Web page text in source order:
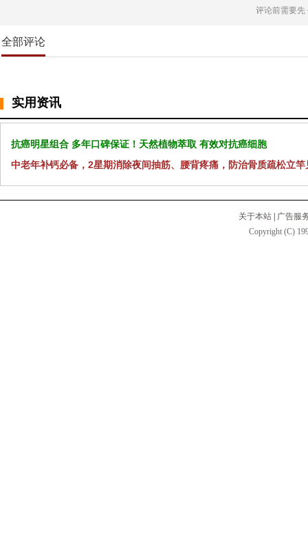
评论前需要先
全部评论
实用资讯
抗癌明星组合 多年口碑保证！天然植物萃取 有效对抗癌细胞
中老年补钙必备，2星期消除夜间抽筋、腰背疼痛，防治骨质疏松立竿
关于本站
广告服
Copyright (C)